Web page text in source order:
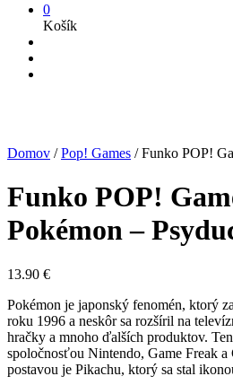
0
Košík
Domov / Pop! Games /Funko POP!
Funko POP!
Pokémon –
13.90 €
Pokémon je japonský fenomén, ktorý
roku 1996 a neskôr sa rozšíril na
hračky a mnoho ďalších produktov.
spoločnosťou Nintendo, Game Freak a
postavou je Pikachu, ktorý sa stal